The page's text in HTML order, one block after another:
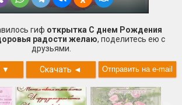
гиф открытка С днем Рождения
радости желаю, поделитесь ею с
друзьями.
Скачать ◄